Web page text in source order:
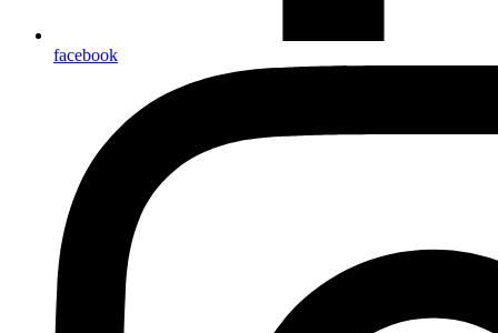
facebook